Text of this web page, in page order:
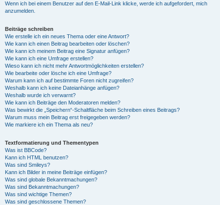
Wenn ich bei einem Benutzer auf den E-Mail-Link klicke, werde ich aufgefordert, mich
anzumelden.
Beiträge schreiben
Wie erstelle ich ein neues Thema oder eine Antwort?
Wie kann ich einen Beitrag bearbeiten oder löschen?
Wie kann ich meinem Beitrag eine Signatur anfügen?
Wie kann ich eine Umfrage erstellen?
Wieso kann ich nicht mehr Antwortmöglichkeiten erstellen?
Wie bearbeite oder lösche ich eine Umfrage?
Warum kann ich auf bestimmte Foren nicht zugreifen?
Weshalb kann ich keine Dateianhänge anfügen?
Weshalb wurde ich verwarnt?
Wie kann ich Beiträge den Moderatoren melden?
Was bewirkt die „Speichern“-Schaltfläche beim Schreiben eines Beitrags?
Warum muss mein Beitrag erst freigegeben werden?
Wie markiere ich ein Thema als neu?
Textformatierung und Thementypen
Was ist BBCode?
Kann ich HTML benutzen?
Was sind Smileys?
Kann ich Bilder in meine Beiträge einfügen?
Was sind globale Bekanntmachungen?
Was sind Bekanntmachungen?
Was sind wichtige Themen?
Was sind geschlossene Themen?